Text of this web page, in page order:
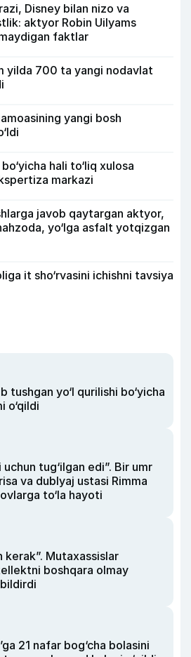
Disney bilan nizo va
aktyor Robin Uilyams
faktlar
yilda 700 ta yangi nodavlat
yangi bosh
hali to‘liq xulosa
markazi
javob qaytargan aktyor,
yo‘lga asfalt yotqizgan
it sho‘rvasini ichishni tavsiya
tushgan yo‘l qurilishi bo‘yicha
o‘qildi
tug‘ilgan edi”. Bir umr
va dublyaj ustasi Rimma
to‘la hayoti
kerak”. Mutaxassislar
boshqara olmay
21 nafar bog‘cha bolasini